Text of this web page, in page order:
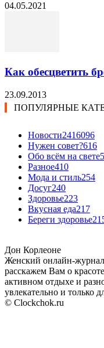
04.05.2021
Как обесцветить
23.09.2013
ПОПУЛЯРНЫЕ
Новости2416096
Нужен совет?616
Обо всём на свете
Разное410
Мода и стиль254
Досуг240
Здоровье223
Вкусная еда217
Береги здоровье
Дон Корлеоне
Женский онлайн-
расскажем Вам о
активном отдыхе и
увлекательно и только
© Clockchok.ru